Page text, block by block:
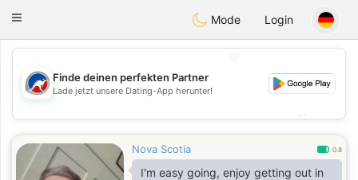
Australia Chat
Toggle
Mode Login
💖
💕
Finde deinen perfekten Partner
Lade jetzt unsere Dating-App herunter!
Nova Scotia 0.8
I'm easy going, enjoy getting out in